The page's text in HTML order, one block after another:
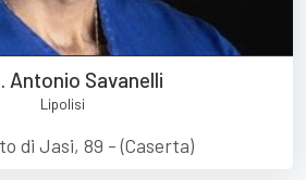
Antonio Savanelli
Lipolisi
di Jasi, 89 - (Caserta)